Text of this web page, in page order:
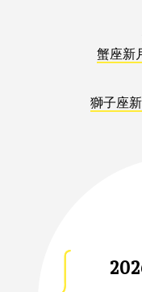
蟹座新
獅子座